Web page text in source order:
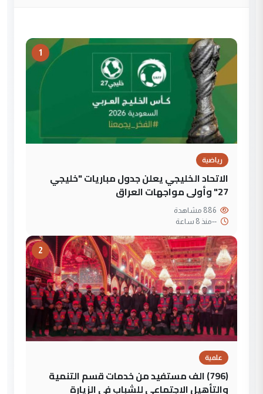
1
رياضية
الاتحاد الخليجي يعلن جدول مباريات "خليجي
27" وأولى مواجهات العراق
--منذ 8 ساعة
2
علمية
(796) الف مستفيد من خدمات قسم التنمية
والتأهيل الاجتماعي للشباب في الزيارة